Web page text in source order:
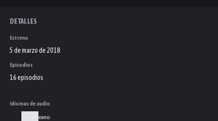
DETALLES
Estreno
5 de marzo de 2018
Episodios
16 episodios
Idiomas de audio
Coreano